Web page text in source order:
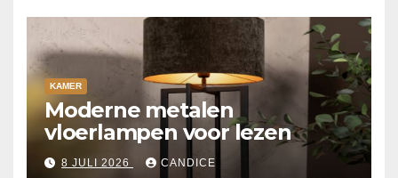
KAMER
Moderne metalen
vloerlampen voor lezen
8 JULI 2026 CANDICE